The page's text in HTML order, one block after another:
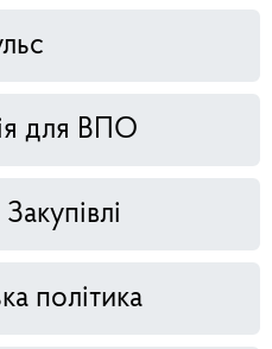
для ВПО
політика